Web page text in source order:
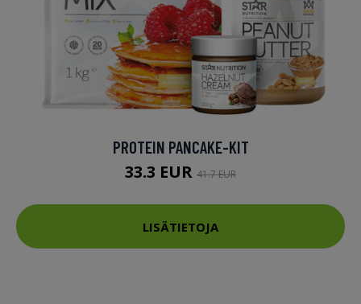
PROTEIN PANCAKE-KIT
33.3 EUR 41.7 EUR
LISÄTIETOJA